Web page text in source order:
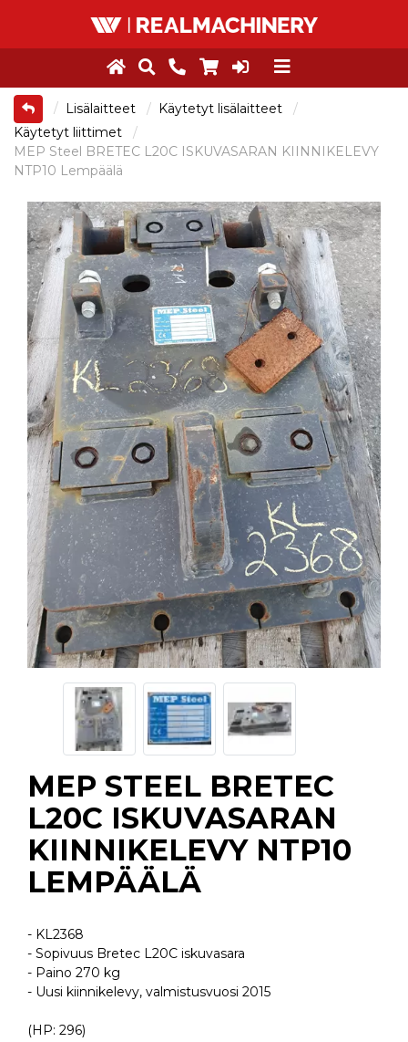
Lisälaitteet
Käytetyt lisälaitteet
Käytetyt liittimet
MEP Steel BRETEC L20C ISKUVASARAN KIINNIKELEVY
NTP10 Lempäälä
MEP STEEL BRETEC
L20C ISKUVASARAN
KIINNIKELEVY NTP10
LEMPÄÄLÄ
- KL2368
- Sopivuus Bretec L20C iskuvasara
- Paino 270 kg
- Uusi kiinnikelevy, valmistusvuosi 2015
(HP: 296)